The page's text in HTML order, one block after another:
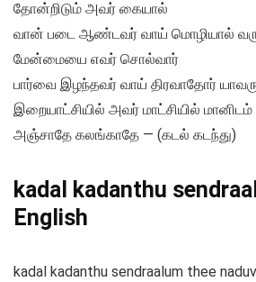
தோன்றிடும் அவர் கையால்
வான் படை ஆண்டவர் வாய் மொழியால்
மேன்மையை எவர் சொல்வார்
பார்வை இழந்தவர் வாய் திரவாதோர்
இறையாட்சியில் அவர் மாட்சியில்
அஞ்சாதே கலங்காதே — (கடல் கடந்து)
kadal kadanthu
English
kadal kadanthu sendraalum thee